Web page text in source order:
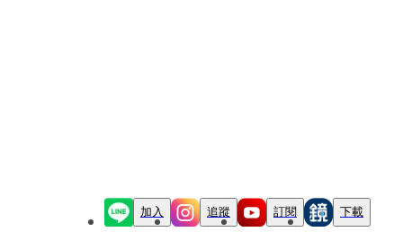
加入 追蹤 訂閱 下載